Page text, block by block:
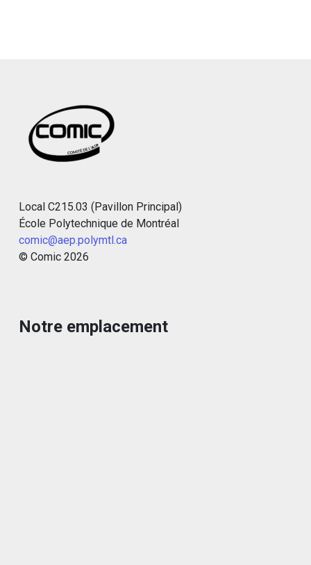
Local C215.03 (Pavillon Principal)
École Polytechnique de Montréal
comic@aep.polymtl.ca
© Comic 2026
Notre emplacement